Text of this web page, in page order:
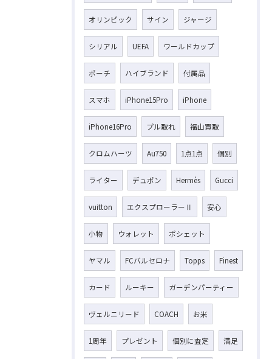
オリンピック サイン ジャージ
シリアル UEFA ワールドカップ
ポーチ ハイブランド 付属品
スマホ iPhone15Pro iPhone
iPhone16Pro プル取れ 福山買取
クロムハーツ Au750 1点1点 個別
ライター デュポン Hermès Gucci
vuitton エクスプローラーⅡ 安心
小物 ウォレット ポシェット
ヤマル FCバルセロナ Topps Finest
カード ルーキー ガーデンパーティー
ヴェルニリード COACH お米
1周年 プレゼント 個別に査定 満足